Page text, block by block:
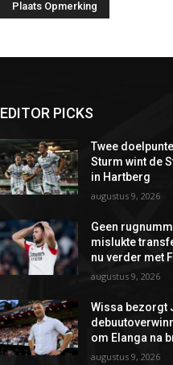
EDITOR PICKS
Twee
Sturm wint de
in Hartberg
augustus 9, 2026
Geen
mislukte
nu verder met
augustus 9, 2026
Wissa bezorgt
om Elanga na
augustus 9, 2026